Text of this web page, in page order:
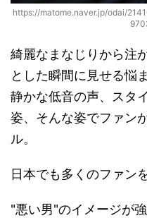
https://matome.naver.jp/odai/
綺麗なまなじりから注
とした瞬間に見せる悩
静かな低音の声、スタ
姿、そんな姿でファン
ル。
日本でも多くのファン
"悪い男"のイメージが